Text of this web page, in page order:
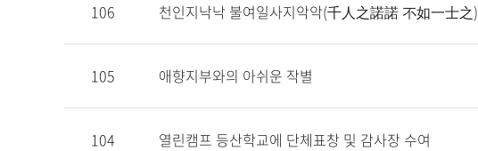
106 천인지낙낙 불여일사지악악(千人之諾諾 不如一士之)
105 애향지부와의 아쉬운 작별
104 열린캠프 등산학교에 단체표창 및 감사장 수여